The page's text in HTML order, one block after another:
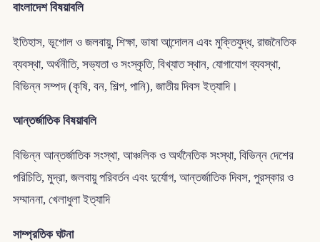
বাংলাদেশ বিষয়াবলি
ইতিহাস, ভূগোল ও জলবায়ু, শিক্ষা, ভাষা আন্দোলন এবং মুক্তিযুদ্ধ, রাজনৈতিক
ব্যবস্থা, অর্থনীতি, সভ্যতা ও সংস্কৃতি, বিখ্যাত স্থান, যোগাযোগ ব্যবস্থা,
বিভিন্ন সম্পদ (কৃষি, বন, শিল্প, পানি), জাতীয় দিবস ইত্যাদি।
আন্তর্জাতিক বিষয়াবলি
বিভিন্ন আন্তর্জাতিক সংস্থা, আঞ্চলিক ও অর্থনৈতিক সংস্থা, বিভিন্ন দেশের
পরিচিতি, মুদ্রা, জলবায়ু পরিবর্তন এবং দুর্যোগ, আন্তর্জাতিক দিবস, পুরস্কার ও
সম্মাননা, খেলাধুলা ইত্যাদি
সাম্প্রতিক ঘটনা